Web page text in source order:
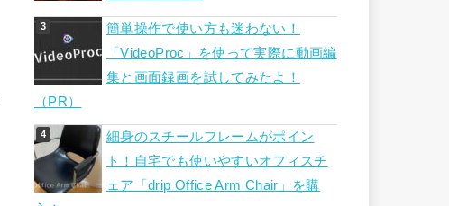
簡単操作で使い方も迷わない！
「VideoProc」を使って実際に動画編
集と画面録画を試してみたよ！
（PR）
細身のスチールフレームがポイン
ト！自宅でも使いやすいオフィスチ
ェア「drip Office Arm Chair」を購